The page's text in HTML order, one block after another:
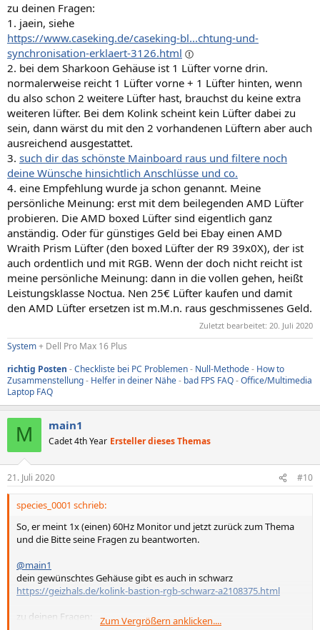
zu deinen Fragen:
1. jaein, siehe
https://www.caseking.de/caseking-bl...chtung-und-
synchronisation-erklaert-3126.html
2. bei dem Sharkoon Gehäuse ist 1 Lüfter vorne drin.
normalerweise reicht 1 Lüfter vorne + 1 Lüfter hinten, wenn
du also schon 2 weitere Lüfter hast, brauchst du keine extra
weiteren lüfter. Bei dem Kolink scheint kein Lüfter dabei zu
sein, dann wärst du mit den 2 vorhandenen Lüftern aber auch
ausreichend ausgestattet.
3. such dir das schönste Mainboard raus und filtere noch
deine Wünsche hinsichtlich Anschlüsse und co.
4. eine Empfehlung wurde ja schon genannt. Meine
persönliche Meinung: erst mit dem beilegenden AMD Lüfter
probieren. Die AMD boxed Lüfter sind eigentlich ganz
anständig. Oder für günstiges Geld bei Ebay einen AMD
Wraith Prism Lüfter (den boxed Lüfter der R9 39x0X), der ist
auch ordentlich und mit RGB. Wenn der doch nicht reicht ist
meine persönliche Meinung: dann in die vollen gehen, heißt
Leistungsklasse Noctua. Nen 25€ Lüfter kaufen und damit
den AMD Lüfter ersetzen ist m.M.n. raus geschmissenes Geld.
Zuletzt bearbeitet: 20. Juli 2020
System+ Dell Pro Max 16 Plus
richtig Posten -Checkliste bei PC Problemen- Null-Methode- How to
Zusammenstellung- Helfer in deiner Nähe- bad FPS FAQ-Office/Multimedia
Laptop FAQ
M main1
Cadet 4th Year Ersteller dieses Themas
21. Juli 2020 #10
species_0001 schrieb:
So, er meint 1x (einen) 60Hz Monitor und jetzt zurück zum Thema
und die Bitte seine Fragen zu beantworten.
@main1
dein gewünschtes Gehäuse gibt es auch in schwarz
https://geizhals.de/kolink-bastion-rgb-schwarz-a2108375.html
zu deinen Fragen:
Zum Vergrößern anklicken....